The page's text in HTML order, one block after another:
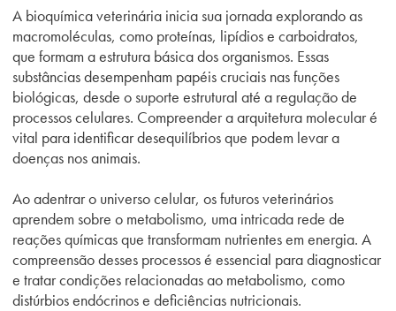
A bioquímica veterinária inicia sua jornada explorando as
macromoléculas, como proteínas, lipídios e carboidratos,
que formam a estrutura básica dos organismos. Essas
substâncias desempenham papéis cruciais nas funções
biológicas, desde o suporte estrutural até a regulação de
processos celulares. Compreender a arquitetura molecular é
vital para identificar desequilíbrios que podem levar a
doenças nos animais.
Ao adentrar o universo celular, os futuros veterinários
aprendem sobre o metabolismo, uma intricada rede de
reações químicas que transformam nutrientes em energia. A
compreensão desses processos é essencial para diagnosticar
e tratar condições relacionadas ao metabolismo, como
distúrbios endócrinos e deficiências nutricionais.